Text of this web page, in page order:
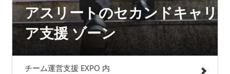
アスリートのセカンドキャリ
ア支援 ゾーン
チーム運営支援 EXPO 内